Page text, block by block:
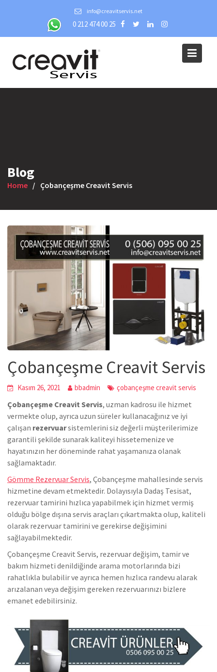
info@creavitservis.net
0 212 474 00 25
Blog
Home Çobançeşme Creavit Servis
Çobançeşme Creavit Servis
Kasım 26, 2021 bbadmin çobançeşme creavit servis
Çobançeşme Creavit Servis, uzman kadrosu ile hizmet
vermekte olup, ayrıca uzun süreler kullanacağınız ve iyi
çalışan rezervuarsistemlerini siz değerli müşterilerimize
garantili şekilde sunarak kaliteyi hissetemenize ve
hayatınızın her döneminde rahat yaşamanıza olanak
sağlamaktadır.
Gömme Rezervuar Servis, Çobançeşme mahallesinde servis
hizmetine devam etmektedir. Dolayısıyla Dadaş Tesisat,
rezervuar tamirini hızlıca yapabilmek için hizmet vermiş
olduğu bölge dışına servis araçları çıkartmakta olup, kaliteli
olarak rezervuar tamirini ve gerekirse değişimini
sağlayabilmektedir.
Çobançeşme Creavit Servis, rezervuar değişim, tamir ve
bakım hizmeti denildiğinde arama motorlarında bizi
rahatlıkla bulabilir ve ayrıca hemen hızlıca randevu alarak
arızalanan veya değişim gereken rezervuarınızı bizlere
emanet edebilirsiniz.